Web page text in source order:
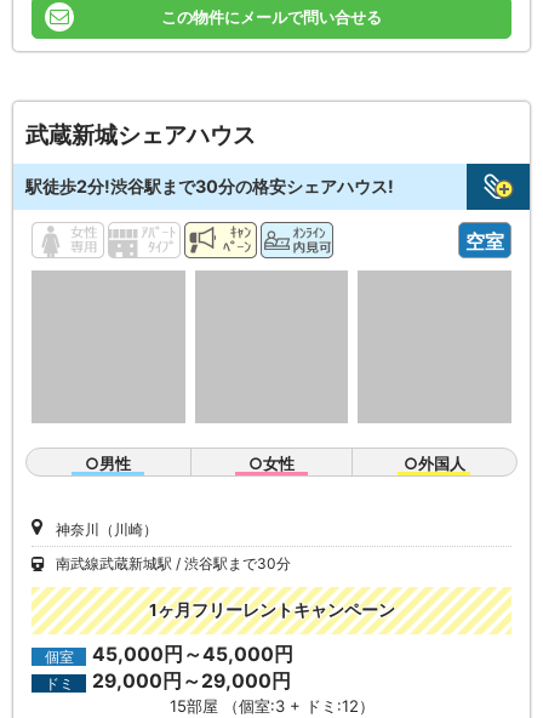
この物件にメールで問い合せる
武蔵新城シェアハウス
駅徒歩2分!渋谷駅まで30分の格安シェアハウス!
空室
○男性 ○女性 ○外国人
神奈川（川崎）
南武線武蔵新城駅
渋谷駅まで30分
1ヶ月フリーレントキャンペーン
個室 45,000円～45,000円
ドミ 29,000円～29,000円
15部屋 （個室:3 + ドミ:12）